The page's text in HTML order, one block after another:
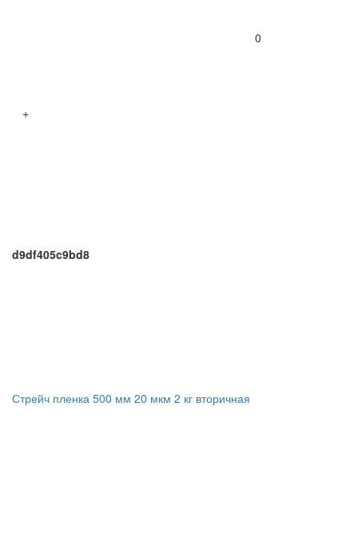
0
+
d9df405c9bd8
Стрейч пленка 500 мм 20 мкм 2 кг вторичная